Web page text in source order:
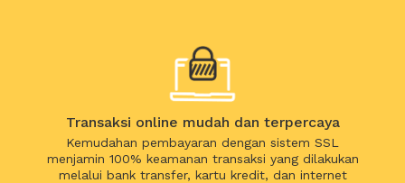
Transaksi online mudah dan terpercaya
Kemudahan pembayaran dengan sistem SSL
menjamin 100% keamanan transaksi yang dilakukan
melalui bank transfer, kartu kredit, dan internet